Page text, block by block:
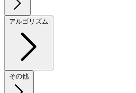
アルゴリズム
その他